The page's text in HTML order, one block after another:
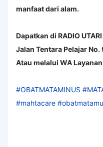
manfaat dari alam.
Dapatkan di RADIO
Jalan Tentara Pelajar No.
Atau melalui WA
#OBATMATAMINUS
#mahtacare